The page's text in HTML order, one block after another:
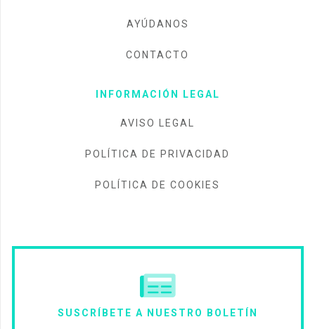
AYÚDANOS
CONTACTO
INFORMACIÓN LEGAL
AVISO LEGAL
POLÍTICA DE PRIVACIDAD
POLÍTICA DE COOKIES
SUSCRÍBETE A NUESTRO BOLETÍN